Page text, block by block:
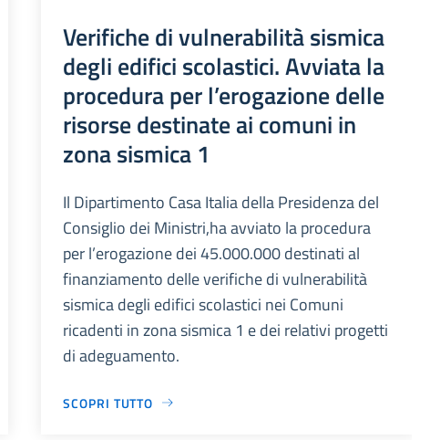
Verifiche di vulnerabilità sismica
degli edifici scolastici. Avviata la
procedura per l’erogazione delle
risorse destinate ai comuni in
zona sismica 1
Il Dipartimento Casa Italia della Presidenza del
Consiglio dei Ministri,ha avviato la procedura
per l’erogazione dei 45.000.000 destinati al
finanziamento delle verifiche di vulnerabilità
sismica degli edifici scolastici nei Comuni
ricadenti in zona sismica 1 e dei relativi progetti
di adeguamento.
SCOPRI TUTTO